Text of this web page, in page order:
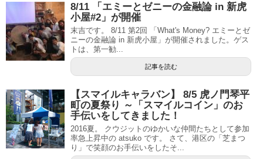
8/11 「エミーとゼニーの金融論 in 新虎
小屋#2」が開催
末吉です。 8/11 第2回 「What's Money? エミーとゼ
ニーの金融論 in 新虎小屋」が開催されました。ゲス
トは、第一勧...
記事を読む
【スマイルキャラバン】 8/5 虎ノ門琴平
町の夏祭り ～「スマイルコイン」のお
手伝いをしてきました！
2016夏。 クウジットのゆかいな仲間たちとして参加
率急上昇中の atsuko です。 さて、港区の「芝まつ
り」で笑顔のお手伝いをしたそ...